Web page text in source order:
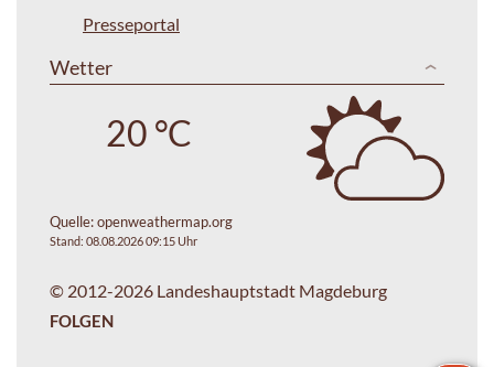
Presseportal
Wetter
20 °C
Quelle:openweathermap.org
Stand: 08.08.2026 09:15 Uhr
© 2012-2026 Landeshauptstadt Magdeburg
FOLGEN